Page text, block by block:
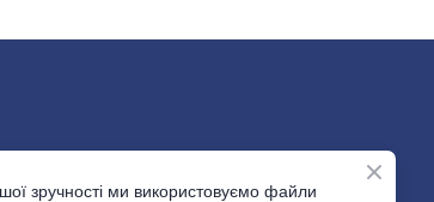
зручності ми використовуємо файли